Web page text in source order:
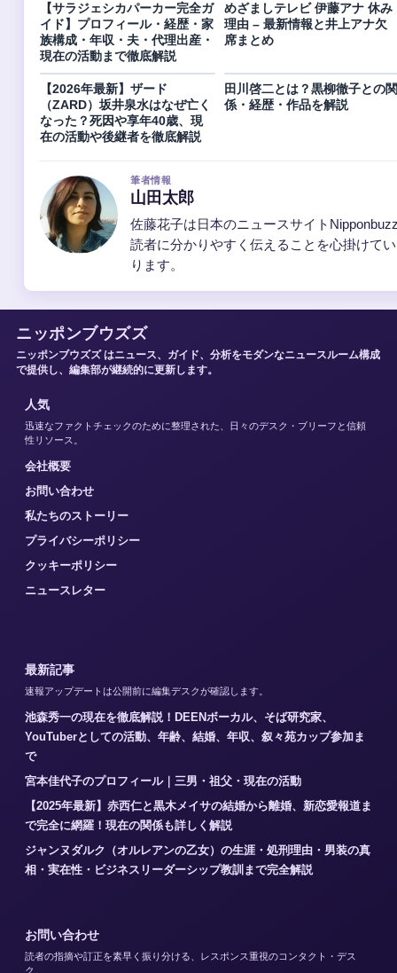
【サラジェシカパーカー完全ガ
イド】プロフィール・経歴・家
族構成・年収・夫・代理出産・
現在の活動まで徹底解説
めざましテレビ 伊藤アナ 休み
理由 – 最新情報と井上アナ欠
席まとめ
【2026年最新】ザード
（ZARD）坂井泉水はなぜ亡く
なった？死因や享年40歳、現
在の活動や後継者を徹底解説
田川啓二とは？黒柳徹子との関
係・経歴・作品を解説
筆者情報
山田太郎
佐藤花子は日本のニュースサイト
読者に分かりやすく伝えることを心掛けて
ります。
ニッポンブウズズ
ニッポンブウズズ はニュース、ガイド、分析をモダンなニュースルーム構成
で提供し、編集部が継続的に更新します。
人気
迅速なファクトチェックのために整理された、日々のデスク・ブリーフと信頼
性リソース。
会社概要
お問い合わせ
私たちのストーリー
プライバシーポリシー
クッキーポリシー
ニュースレター
最新記事
速報アップデートは公開前に編集デスクが確認します。
池森秀一の現在を徹底解説！DEENボーカル、そば研究家、
YouTuberとしての活動、年齢、結婚、年収、叙々苑カップ参加ま
で
宮本佳代子のプロフィール｜三男・祖父・現在の活動
【2025年最新】赤西仁と黒木メイサの結婚から離婚、新恋愛報道ま
で完全に網羅！現在の関係も詳しく解説
ジャンヌダルク（オルレアンの乙女）の生涯・処刑理由・男装の真
相・実在性・ビジネスリーダーシップ教訓まで完全解説
お問い合わせ
読者の指摘や訂正を素早く振り分ける、レスポンス重視のコンタクト・デス
ク。